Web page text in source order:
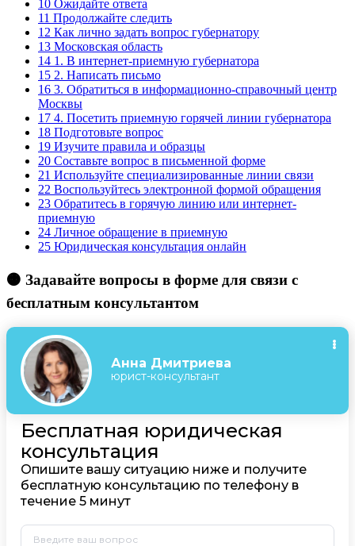
10 Ожидайте ответа
11 Продолжайте следить
12 Как лично задать вопрос губернатору
13 Московская область
14 1. В интернет-приемную губернатора
15 2. Написать письмо
16 3. Обратиться в информационно-справочный центр
Москвы
17 4. Посетить приемную горячей линии губернатора
18 Подготовьте вопрос
19 Изучите правила и образцы
20 Составьте вопрос в письменной форме
21 Используйте специализированные линии связи
22 Воспользуйтесь электронной формой обращения
23 Обратитесь в горячую линию или интернет-
приемную
24 Личное обращение в приемную
25 Юридическая консультация онлайн
🟠 Задавайте вопросы в форме для связи с
бесплатным консультантом